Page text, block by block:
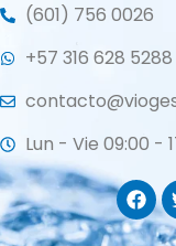
(601) 756 0026
+57 316 628 5288
Lun - Vie 09:00 -